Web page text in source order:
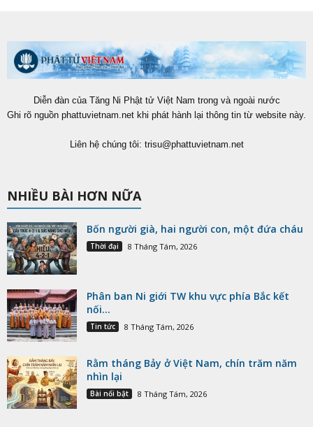
Diễn đàn của Tăng Ni Phật tử Việt Nam trong và ngoài nước
Ghi rõ nguồn phattuvietnam.net khi phát hành lại thông tin từ website này.
Liên hệ chúng tôi: trisu@phattuvietnam.net
NHIỀU BÀI HƠN NỮA
Bốn người già, hai người con, một đứa cháu
Thời đại 8 Tháng Tám, 2026
Phân ban Ni giới TW khu vực phía Bắc kết
nối...
Tin tức 8 Tháng Tám, 2026
Rằm tháng Bảy ở Việt Nam, chín trăm năm
nhìn lại
Bài nổi bật 8 Tháng Tám, 2026